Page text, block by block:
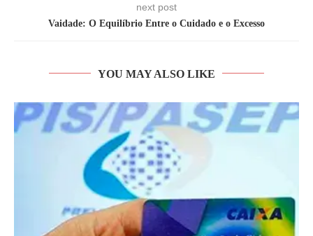
next post
Vaidade: O Equilíbrio Entre o Cuidado e o Excesso
YOU MAY ALSO LIKE